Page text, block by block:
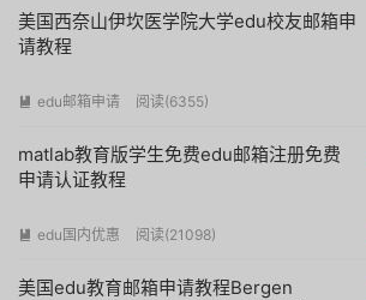
美国西奈山伊坎医学院大学edu校友邮箱申
请教程
 edu邮箱申请 阅读(6355)
matlab教育版学生免费edu邮箱注册免费
申请认证教程
 edu国内优惠 阅读(21098)
美国edu教育邮箱申请教程Bergen